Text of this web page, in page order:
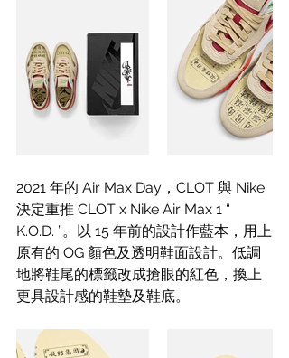
2021 年的 Air Max Day，CLOT 與 Nike
決定重推 CLOT x Nike Air Max 1 “
K.O.D. ”。以 15 年前的設計作藍本，用上
原有的 OG 顏色及透明鞋面設計。低調
地將鞋尾的標籤改成搶眼的紅色，換上
更具設計感的鞋墊及鞋底。